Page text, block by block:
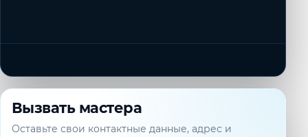
Вызвать мастера
Оставьте свои контактные данные, адрес и